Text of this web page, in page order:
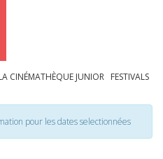
CINÉMATHÈQUE JUNIOR FESTIVALS
pour les dates selectionnées